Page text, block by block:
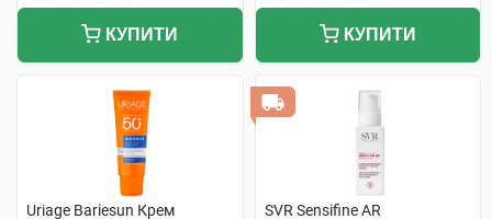
КУПИТИ КУПИТИ
Uriage Bariesun Крем SVR Sensifine AR